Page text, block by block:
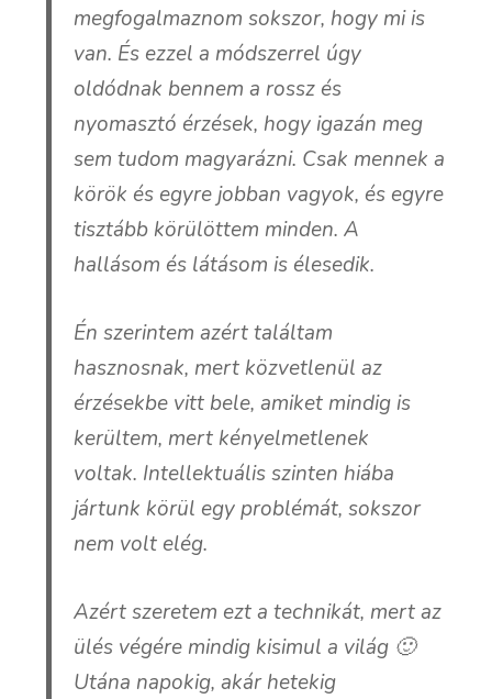
megfogalmaznom sokszor, hogy mi is
van. És ezzel a módszerrel úgy
oldódnak bennem a rossz és
nyomasztó érzések, hogy igazán meg
sem tudom magyarázni. Csak mennek a
körök és egyre jobban vagyok, és egyre
tisztább körülöttem minden. A
hallásom és látásom is élesedik.
Én szerintem azért találtam
hasznosnak, mert közvetlenül az
érzésekbe vitt bele, amiket mindig is
kerültem, mert kényelmetlenek
voltak. Intellektuális szinten hiába
jártunk körül egy problémát, sokszor
nem volt elég.
Azért szeretem ezt a technikát, mert az
ülés végére mindig kisimul a világ 🙂
Utána napokig, akár hetekig